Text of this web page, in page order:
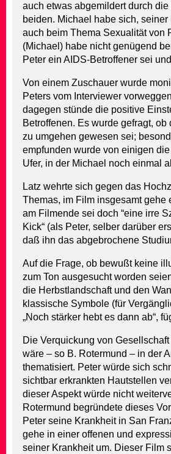
auch etwas abgemildert durch
beiden. Michael habe sich, seiner
auch beim Thema Sexualität von
(Michael) habe nicht genügend
Peter ein AIDS-Betroffener sei
Von einem Zuschauer wurde
Peters vom Interviewer
dagegen stünde die positive
Betroffenen. Es wurde gefragt, ob
zu umgehen gewesen sei;
empfunden wurde von einigen
Ufer, in der Michael noch einmal
Latz wehrte sich gegen das
Themas, im Film insgesamt gehe
am Filmende sei doch “eine irre
Kick“ (als Peter, selber darüber
daß ihn das abgebrochene
Auf die Frage, ob bewußt keine
zum Ton ausgesucht worden
die Herbstlandschaft und den
klassische Symbole (für
„Noch stärker hebt es dann ab“,
Die Verquickung von
wäre – so B. Rotermund – in der
thematisiert. Peter würde sich
sichtbar erkrankten Hautstellen
dieser Aspekt würde nicht
Rotermund begründete dieses
Peter seine Krankheit in San
gehe in einer offenen und
seiner Krankheit um. Dieser Film